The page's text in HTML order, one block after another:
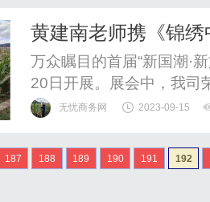
黄建南老师携《锦
国潮风采
万众瞩目的首届“新国潮·
20日开展。展会中，我司
参与者。作为一个有着深
流与合作，我们希望能够
了解并喜爱它。而为了实
无忧商务网 2023-09-15
187 188 189 190 191 192